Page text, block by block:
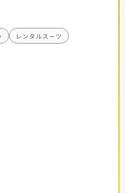
レンタルスーツ